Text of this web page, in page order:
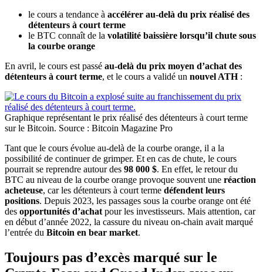
le cours a tendance à accélérer au-delà du prix réalisé des
détenteurs à court terme
le BTC connaît de la volatilité baissière lorsqu’il chute sous
la courbe orange
En avril, le cours est passé au-delà du prix moyen d’achat des
détenteurs à court terme, et le cours a validé un nouvel ATH:
Graphique représentant le prix réalisé des détenteurs à court terme
sur le Bitcoin. Source : Bitcoin Magazine Pro
Tant que le cours évolue au-delà de la courbe orange, il a la
possibilité de continuer de grimper. Et en cas de chute, le cours
pourrait se reprendre autour des 98 000 $. En effet, le retour du
BTC au niveau de la courbe orange provoque souvent une réaction
acheteuse, car les détenteurs à court terme défendent leurs
positions. Depuis 2023, les passages sous la courbe orange ont été
des opportunités d’achat pour les investisseurs. Mais attention, car
en début d’année 2022, la cassure du niveau on-chain avait marqué
l’entrée du Bitcoin en bear market.
Toujours pas d’excès marqué sur le